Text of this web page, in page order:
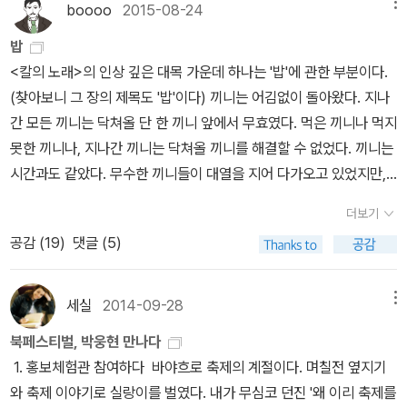
와 연안을 내습했으므로, 적이 전쟁을 끝내기를 원한다면 군대를 거
두어 돌아가면 될 일이었다. 그리고 온 국토를 갈아엎고 돌아가는 적
을 온전히 살려서 돌려 보낼 것인지, 종자를 박멸해서 시체로 바다를
덮을 것인지는 적이 아니라 나와 내 함대가 결정할 일이었다. 적은 귀
로의 바다 위에서 죽음을 통과해야만 돌아갈 수 있을 것이었고, 그 바
다에서 적의 죽음과 나의 죽음은 또 한번 뒤엉킬 것이었다. 이 세계에
서는 그토록 단순하고 자명한 일이 단순하지도 자명하지도 않았다.
들처럼 함대를 이끌고 제주도로 들어가야 할 것인지를 생각했다. 그
때는 명과 일본이, 그리고 조정 전체가 나의 군사적인 적이 될 것이었
다. 이 부분이 이순신이 진정한 군인이었음을 보여주는 가장 단적인
구절이라는 생각이 들었었습니다. 혹자는 이 부분 마지막과 '나는 임
금의 칼에 죽기는 싫었다'라는 그의 말을 들어, 이순신이 역모를 꿈꾸
고 있었다라 말할지도 모르겠습니다만, 이거야말로 「방황하는 칼날」
을 읽고 '개인의 총기 소지에 보다 더 강력한 규제가 가해져야 한
다!'라 외치는 격이겠지요. (만약 이 소설 '전부'를 읽고도 이런 생각을
밖에 없는 처절한 상황이었다. 그 상황에서 소련의 소녀들은 자원 입
대했다. 위생병이나 통신수 같은 지원부대만이 아니라 저격수나 고사
포병, 심지어 보병 같은 전투부대에도 지원해 직접 총을 들고 싸웠다.
그녀들에게 그것은 선택의 문제가 아니었다. 남자는 없고, 내 땅은 지
켜야했다. 전쟁이 남성의 전유물로 여겨지게 되는 이유는 신체 차이
에서 온다. 전쟁터에서는 ‘남자’ 라는 것이 곧 능력이요, 권력이 된다.
신체 능력이 월등하니까. 키와 완력의 차이는 노력으로 극복될 수 있
을 증명하는데 최선을 다한다. 키가 작아도, 힘이 없어도 총을 쏠 순
있으니까. 그럼에도 그녀들과 함께 싸운 남자 병사들은 동료애를 느
끼기보다는 이런 소녀들마저 전장으로 끌어들인데 대하여 남자로서
죄책감을 느낀다. 그 ‘죄책감’에 대해 소녀들이 과연 고마워했는지는
다음 문제다. 스베틀라나 알렉시에비치는 ‘전쟁이라면 토할 것 같고,
전쟁을 생각하는 것만으로도 역겨운, 그런 책을 쓸 수만 있다면, 미치
이 경고해온 주제다. 예컨대, 셰익스피어의 『리어왕』을 떠올려보자.
리어는 자신의 권력욕과 판단력 부족으로 인해 자녀들과 나라를 모두
파멸로 몰아간다. 그는 자신이 옳다는 착각 속에서 자멸로 향했고, 결
국엔 고통 속에서 무너졌다. 오늘날의 무지한 권력자는 마치 리어 왕
처럼 자신의 판단이 나라를 파괴로 이끌고 있음을 인지하지 못한 채,
현실을 부정하며 스스로를 정당화하고 있다.셰익스피어는 리어 왕에
서 이렇게 경고한다. '가장 큰 비극은 통치자의 눈이 가려졌을 때 시작
의 결정은 단지 어리석음을 넘어선 재앙이 될 수 있다. 또한, 로마 제
국의 칼리굴라 황제는 권력의 절대성을 믿으며 비이성적 결정을 남발
했던 전형적인 지도자였다. 칼리굴라는 반대 의견을 '반역'으로 치부
하며, 자신과 다른 목소리를 내는 이들을 제거하는 데에만 집중했다.
결국 그의 어리석음은 제국 전체를 위기에 빠뜨렸다. 이처럼 두려움
속에서 국민을 지배하려는 멍청한 권력자는 늘 같은 길을 걸어왔
다. 이러한 지도자들은 공통적으로 모든 비판을 '괴담'으로 치부한다.
이는 그들이 두려움과 무지를 부끄러워하지 않기 때문이다. 오히려,
음과 마지막 글에서 왠지 <설국>의 향기가 느껴진다. 하지만 스캇님
의 후기로는 <설국>을 느끼지 못할 것만 같은 슬픈 예감이 스친다.
(3) 울분(필립로스) ㅇ 작년에 읽었던 <에브리맨>에서 저항할 수
없는 운명을 담담하게 받아 들이는 작가의 문장들이 너무 좋았다. 나
에게 <에브리맨> 잘 우려낸 설렁탕 같은 구수함과 담백함이 교차하
여 남아있는 작품으로 기억된다. 그렇지만, 그 짙은 한 그릇의 설렁탕
은 펄펄 끓어대는 뜨거운 열의 결과였음을 잊지 않고 있기에 이열치
로 구입한 이 책을 받아들고 “울분을 참아내는 내용일까?” 아니면
“울분을 토해내는 내용일까?”하는 상상을 잠시 해보았다. 그러나, 참
다참다 폭발해야 울분이지 그냥 폭발하면 짜증일거라는 생각을 하며,
작가가 그리는 울분이 공감할 마음의 준비를 하고 있다. - (처음) 1
950년 6월25일 소렴과 중국 공산주의자들의 지원으로 무장한 북한
의 정예 사단들이 38도 선을 넘어 남한으로 들어가면서 한국전쟁의
고통이 시작되었고, 나는 그로부터 두 달 반 정도 뒤에 뉴어크 시내에
있는 작은 대학 로버트 트리트에 입학했다. - (마지막) 매우 평범하
여 있다. 이들은 황건적 당시 의병을 일으키고, 동탁의 난을 잠재우며,
천하삼분지계로 전쟁의 소용돌이에 있었다. 그러나 막상 소설을 보
고, 게임을 하는 도중 뭔가 느끼는 바가 있다. 단순 롤플레잉게임(RP
G)이라면 몰라도 정식적인 삼국지 시리즈에서 군주의 역할은 전쟁을
하는 것도 중요하나, 전쟁과 더불어 내정을 관리해야 하고, 외교와 인
사문제를 관심을 가져야 한다는 것이다. 경영(經營)이란 관리체계
가 어느 정도 지켜지지 않으면 전쟁에서 무조건 패배란 점이다. 이순
책략가란 점이다. 하지만 더 나아가 그가 뛰어난 지략무장만 생각하
지, 그가 그 이전에 준비해둔 작업과 계획, 군영을 다스리는 태도와 피
난민의 대책, 군량미 보급과 지원에 대한 관리는 잘 몰랐다. 유명한 대
첩에서 많은 왜적을 쳐부순 것만이 많은 사람들의 기억이다. 그리고
그가 처해진 모함에서 이 문제가 어떤 전후맥락이 있는 것인지 생각
할 점이 많다. 임진왜란은 이미 경고된 전쟁이었다. 임진왜란 이전
전남 남해안에 왜적이 노략질을 하고, 담당관아 무관과 병사를 참살
했다. 사실 이것만은 전부가 아니다. 1555년 을묘왜변이 전남지역을
고도 더 큰 딸이 있었으므로, 여자아기의 생식기가 어떻게 생겼는지
아주 잘 안다고 생각했다. 하지만 어머니는 수전의 기저귀를 갈아주
다가 음순의 동그란 둔덕 사이로 삐쭉 튀어나와 있는 클리토리스를
보고는 깜짝 놀랐다. 그것은 음경 같지는 않았다. 내 어머니에게는 아
들도 하나 있었기 때문에 아기 음경이 어떻게 생겼다는 것도 알고 있
었다. 하지만 그것은 여자아기의 것이라고도 할 수 없었다. 그것은 코
끝이나 새끼손가락처럼 보였고, 어머니가 천으로 닦아내자 당혹스러
우면서도 신기하게도 약간 단단해졌다. 어머니는 수전의 두드러지게
생각했고, 토실토실한 외음부 안에 눈에는 잘 안 보이지만 만지면 느
낄 수 있는 클리토리스가 깔끔하게 들어가 있는 자기 딸들의 생식기
가 훨씬 더 마음에 들었다.[2] 수전의 클리토리스를 자세히 묘사한
장면을 보고 불편한 감정을 조금이라도 느꼈는가. 정말 조금이라도
불쾌하게 생각했다면, (공개든 비밀이든) 댓글에 남겨주시라. 아! 덧
붙여 말하자면, 나탈리 앤지어는 여성 작가이다. 성기가 따뜻해 보인
6-187에 나오는 ‘임금의 교서’다. 마음에 들어서 옮겨본다. 소생은 <
칼의 노래>를 세 번째 읽는다고 생각했는데 읽으며 가만 생각해보니
두 번째가 맞는 것 같다. 항상 ‘읽어야지’, ‘읽자...읽자...’ 생각은 떠나
지 않아서 셈도 앞서 나아간 모양이다. 처음 읽는 것 같은 대목이 많
다. 세 번째라면 이렇지는 않을 것이다. 생각의 나무에서 나온 2003
년판 <칼의 노래>를 이미 가지고 있으나, 다시 읽기 위해 2015년판
문학동네 한국문학전집 14번 <칼의 노래>를 일부러 또 샀다. 무엇을
것인가? 주접은 그만 떨고, 앞부분의 ‘일러두기’를 보니 ‘이순신의 장
계, 임금의 교서, 유시를 인용한 대목들은 대체로 이은상의 <이충무
공전서>의 문장을 따랐다. 그러나 글쓴이가 지어낸 대목도 있다. 그
구분을 분명히 하지 못한다’고 나와있다. 문득 이은상이니 양주동이
니 최남선이니 이광수니 하는 사람들의 글을 한번 읽어보고 싶다는
생각이 든다. 무슨 구석기시대 유물같은 느낌이긴 하나 모두 당대의
기인재사들이었느니 영 쓸데없는 짓은 아닐 것이다. 며칠 전에 소생
몸이 알라딘 굿즈에 반응하지 않는다고 징징거린 적이 있는데 그게
문학동네 81호 계간지 > '영자'라는 단편에서다. 한때 노량진 고시텔
에서 '영자'라는 아이를 만나 사랑을 나눴던 주인공 '나'는 그녀를 '소
리'와 '냄새'로 기억하는 장면이 등장하는데 이 또한 편치않은 마음이
들었다. 그리고 읽게된 책이 <라면을 끓이며>다. 이 산문집의 '몸'편
에는 '여자'라는 단편으로 7개의 글과 산문 곳곳에 '여성성'대한 이야
기들이 많이 등장하는데 개중에 몇개를 추려 이야기하자면 이렇다. '
가마의 어둠은 물, 불, 바람 그리고 흙 같은 원소들이 서로 자연으로서
의 성질을 삼투시키며, 삼투작용들이 모두 합쳐져서 하나의 새로운
인공 자연을 빚어내는 잉태의 공간이었다. 그 구조는 거대한 여성 성
기와도 같았다.'p345 ' 가야금, 거문고, 기타, 바이올린, 비올라, 첼
다. 연주자는 악기를 안거나 무릎 위에 올려 놓고 켠다. 그 악기의 구
조는 '여성성'을 연상 시킨다. 악기는 기계가 아니라 몸, 그 자체인 것
이다. p270' ' <여자 7> 사람의 목소리는 경험되지 않은 것들에 대
한 추억을 끌어 당겨준다. 사람의 목소리에는 생명의 지문이 찍혀있
다. 이 지문은 떨림의 방식으로 몸에서 몸으로 직접 건너오는데, 이 건
boooo 2015-08-24
밥
<칼의 노래>의 인상 깊은 대목 가운데 하나는 '밥'에 관한 부분이다.
(찾아보니 그 장의 제목도 '밥'이다) 끼니는 어김없이 돌아왔다. 지나
간 모든 끼니는 닥쳐올 단 한 끼니 앞에서 무효였다. 먹은 끼니나 먹지
못한 끼니나, 지나간 끼니는 닥쳐올 끼니를 해결할 수 없었다. 끼니는
시간과도 같았다. 무수한 끼니들이 대열을 지어 다가오고 있었지만,
피할 수는 없었다. 끼니는 파도처럼 정확하고 쉴새없이 밀어닥쳤다.
끼니를 건너뛰어 앞당길 수도 없었고 옆으로 밀쳐낼 수도 없었다. 끼
니는 새로운 시간의 밀물로 달려드는 것이어서 사람이 거기에 개입할
수 없었다. 먹든 굶든 간에, 다만 속수무책의 몸을 내맡길 뿐이었다.
끼니는 칼로 베어지지 않았고 총포로 조준되지 않았다. 김훈, <칼의
노래>, 생각의 나무<흑산>에서도 밥에 관한 대목이 나온다.무릇 배
고픔을 면하자면 오직 먹어야 하는데, 하고 많은 끼니 중에서도 지금
당장 먹는 밥만이 주린 배를 채워줄 수가 있습니다. 아침에 먹은 밥이
더보기
공감 (19) 댓글 (5)
세실 2014-09-28
북페스티벌, 박웅현 만나다
1. 홍보체험관 참여하다 바야흐로 축제의 계절이다. 며칠전 옆지기
와 축제 이야기로 실랑이를 벌였다. 내가 무심코 던진 '왜 이리 축제를